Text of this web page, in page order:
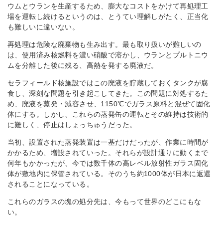
ウムとウランを生産するため、膨大なコストをかけて再処理工
場を運転し続けるというのは、とうてい理解しがたく、正当化
も難しいに違いない。
再処理は危険な廃棄物も生み出す。最も取り扱いが難しいの
は、使用済み核燃料を濃い硝酸で溶かし、ウランとプルトニウ
ムを分離した後に残る、高熱を発する廃液だ。
セラフィールド核施設ではこの廃液を貯蔵しておくタンクが腐
食し、深刻な問題を引き起こしてきた。この問題に対処するた
め、廃液を蒸発・減容させ、1150℃でガラス原料と混ぜて固化
体にする。しかし、これらの蒸発缶の運転とその維持は技術的
に難しく、停止はしょっちゅうだった。
当初、設置された蒸発装置は一基だけだったが、作業に時間が
かかるため、増設されていった。それらが設計通りに動くまで
何年もかかったが、今では数千体の高レベル放射性ガラス固化
体が敷地内に保管されている。そのうち約1000体が日本に返還
されることになっている。
これらのガラスの塊の処分先は、今もって世界のどこにもな
い。